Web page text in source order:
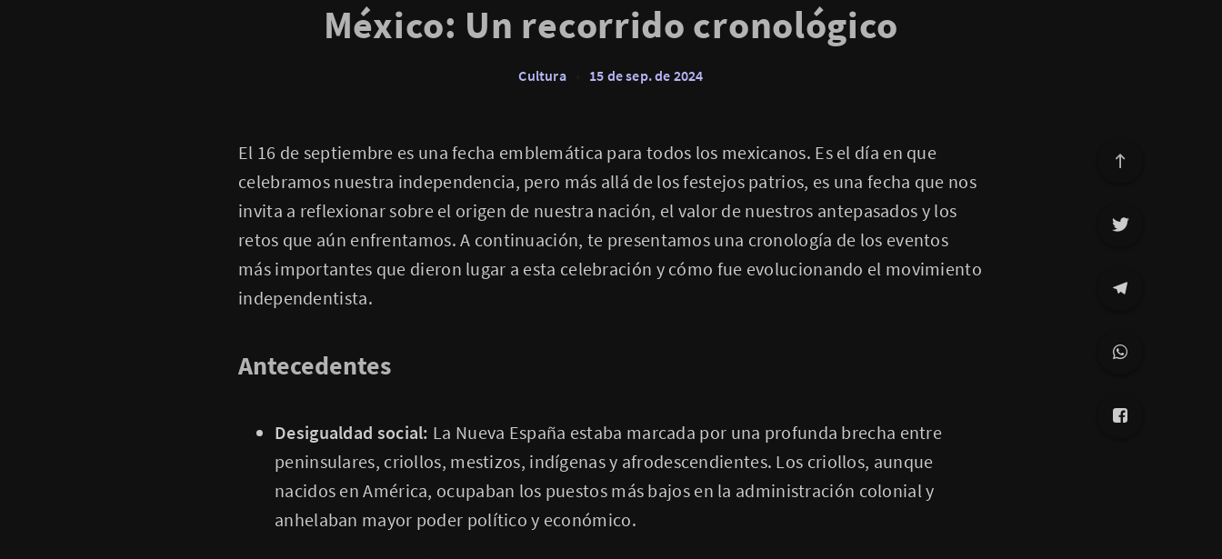
México: Un recorrido cronológico
Cultura 15 de sep. de 2024
El 16 de septiembre es una fecha emblemática para todos los mexicanos. Es el día en que
celebramos nuestra independencia, pero más allá de los festejos patrios, es una fecha que nos
invita a reflexionar sobre el origen de nuestra nación, el valor de nuestros antepasados y los
retos que aún enfrentamos. A continuación, te presentamos una cronología de los eventos
más importantes que dieron lugar a esta celebración y cómo fue evolucionando el movimiento
independentista.
Antecedentes
Desigualdad social: La Nueva España estaba marcada por una profunda brecha entre
peninsulares, criollos, mestizos, indígenas y afrodescendientes. Los criollos, aunque
nacidos en América, ocupaban los puestos más bajos en la administración colonial y
anhelaban mayor poder político y económico.